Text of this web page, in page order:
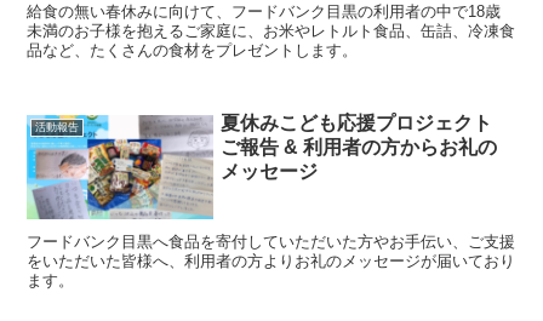
給食の無い春休みに向けて、フードバンク目黒の利用者の中で18歳
未満のお子様を抱えるご家庭に、お米やレトルト食品、缶詰、冷凍食
品など、たくさんの食材をプレゼントします。
活動報告
夏休みこども応援プロジェクト
ご報告 & 利用者の方からお礼の
メッセージ
フードバンク目黒へ食品を寄付していただいた方やお手伝い、ご支援
をいただいた皆様へ、利用者の方よりお礼のメッセージが届いており
ます。